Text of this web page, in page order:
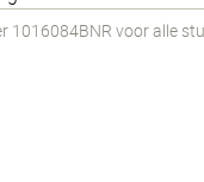
voor alle